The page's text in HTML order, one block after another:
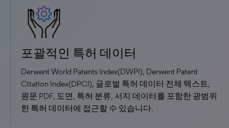
포괄적인 특허 데이터
Derwent World Patents Index(DWPI), Derwent Patent
Citation Index(DPCI), 글로벌 특허 데이터 전체 텍스트,
원문 PDF, 도면, 특허 분류, 서지 데이터를 포함한 광범위
한 특허 데이터에 접근할 수 있습니다.